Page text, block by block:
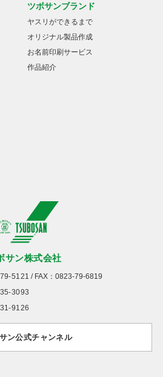
サン株式会社
5121 / FAX：0823-79-6819
3093
9126
ン公式チャンネル
ツボサンブランド
ヤスリができるまで
オリジナル製品作成
お名前印刷サービス
作品紹介